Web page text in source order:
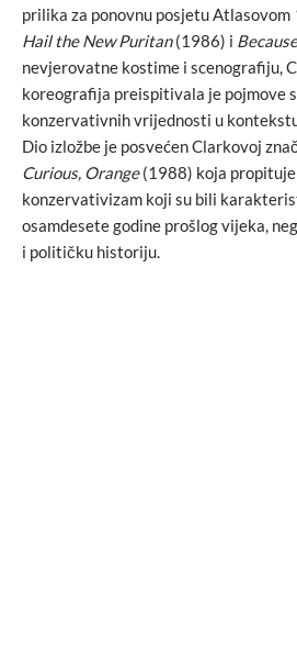
prilika za ponovnu posjetu Atlasovom
Hail the New Puritan(1986) i
nevjerovatne kostime i scenografiju,
koreografija preispitivala je pojmove
konzervativnih vrijednosti u
Dio izložbe je posvećen Clarkovoj
Curious, Orange(1988) koja
konzervativizam koji su bili
osamdesete godine prošlog vijeka,
i političku historiju.